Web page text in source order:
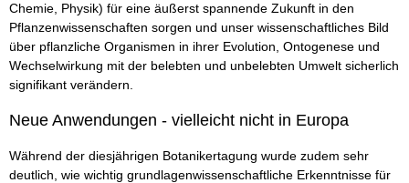
Chemie, Physik) für eine äußerst spannende Zukunft in den
Pflanzenwissenschaften sorgen und unser wissenschaftliches Bild
über pflanzliche Organismen in ihrer Evolution, Ontogenese und
Wechselwirkung mit der belebten und unbelebten Umwelt sicherlich
signifikant verändern.
Neue Anwendungen - vielleicht nicht in Europa
Während der diesjährigen Botanikertagung wurde zudem sehr
deutlich, wie wichtig grundlagenwissenschaftliche Erkenntnisse für